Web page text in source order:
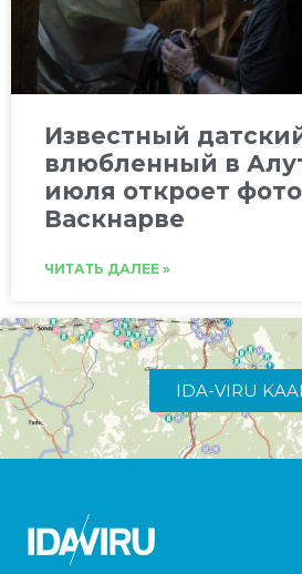
Известный
влюбленный в
июля откроет
Васкнарве
ЧИТАТЬ ДАЛЕЕ »
IDA-VIRU